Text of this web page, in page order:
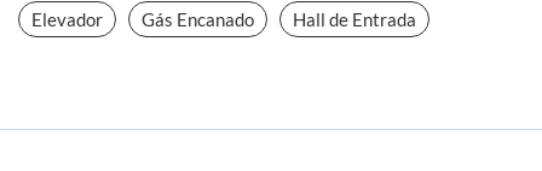
Elevador Gás Encanado Hall de Entrada